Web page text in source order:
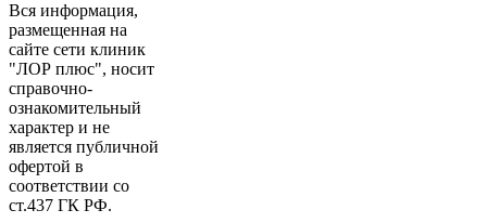
Вся информация,
размещенная на
сайте сети клиник
"ЛОР плюс", носит
справочно-
ознакомительный
характер и не
является публичной
офертой в
соответствии со
ст.437 ГК РФ.